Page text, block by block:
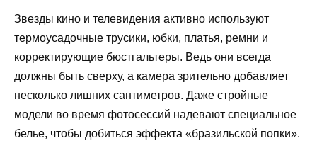
Звезды кино и телевидения активно используют
термоусадочные трусики, юбки, платья, ремни и
корректирующие бюстгальтеры. Ведь они всегда
должны быть сверху, а камера зрительно добавляет
несколько лишних сантиметров. Даже стройные
модели во время фотосессий надевают специальное
белье, чтобы добиться эффекта «бразильской попки».